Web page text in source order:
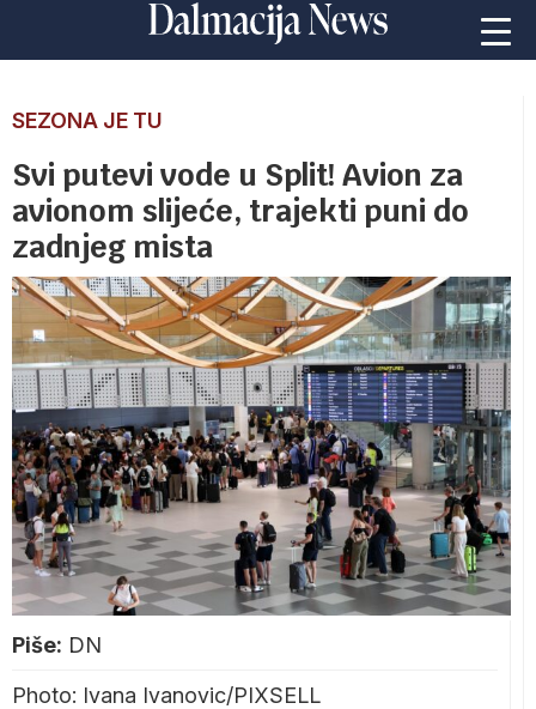
SEZONA JE TU
Svi putevi vode u Split! Avion za
avionom slijeće, trajekti puni do
zadnjeg mista
Piše: DN
Photo: Ivana Ivanovic/PIXSELL